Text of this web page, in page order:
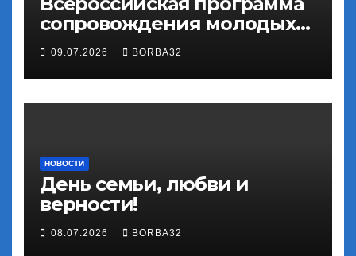
сопровождения молодых
государственных и
муниципальных служащих
«ГосСтарт»
09.07.2026 BORBA32
НОВОСТИ
День семьи, любви и
верности!
08.07.2026 BORBA32